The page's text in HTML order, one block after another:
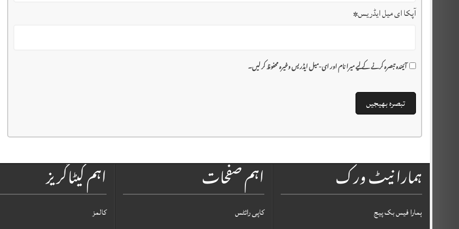
آپکا ای میل ایڈریس*
آئیندہ تبصرہ کرنے کے لیے میرا نام اور ای-میل ایڈریس وغیرہ محفوظ کر لیں۔
اہم کیٹاگریز
کالمز
اہم صفحات
کاپی رائٹس
ہمارا نیٹ ورک
ہمارا فیس بک پیج